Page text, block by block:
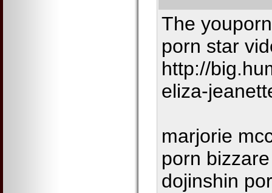
The
porn star
http://
eliza-
marjorie
porn
dojinshin